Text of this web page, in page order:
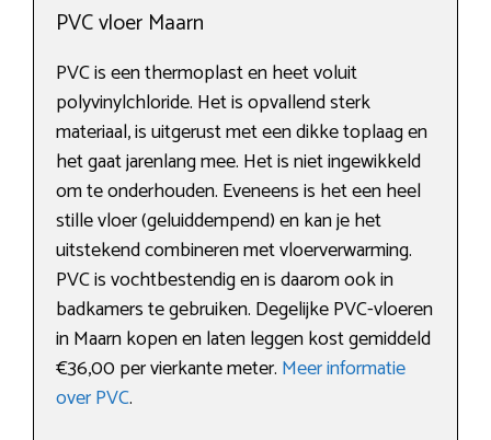
PVC vloer Maarn
PVC is een thermoplast en heet voluit
polyvinylchloride. Het is opvallend sterk
materiaal, is uitgerust met een dikke toplaag en
het gaat jarenlang mee. Het is niet ingewikkeld
om te onderhouden. Eveneens is het een heel
stille vloer (geluiddempend) en kan je het
uitstekend combineren met vloerverwarming.
PVC is vochtbestendig en is daarom ook in
badkamers te gebruiken. Degelijke PVC-vloeren
in Maarn kopen en laten leggen kost gemiddeld
€36,00 per vierkante meter. Meer informatie
over PVC.